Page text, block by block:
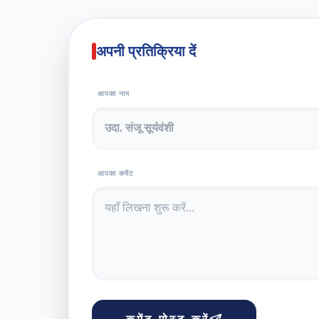
अपनी प्रतिक्रिया दें
आपका नाम
आपका कमेंट